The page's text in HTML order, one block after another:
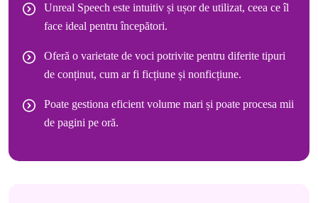
Unreal Speech este intuitiv și ușor de utilizat, ceea ce îl
face ideal pentru începători.
Oferă o varietate de voci potrivite pentru diferite tipuri
de conținut, cum ar fi ficțiune și nonficțiune.
Poate gestiona eficient volume mari și poate procesa mii
de pagini pe oră.